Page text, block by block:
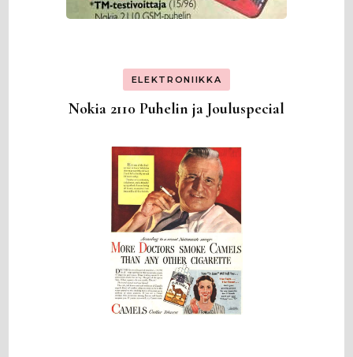
ELEKTRONIIKKA
Nokia 2110 Puhelin ja Jouluspecial